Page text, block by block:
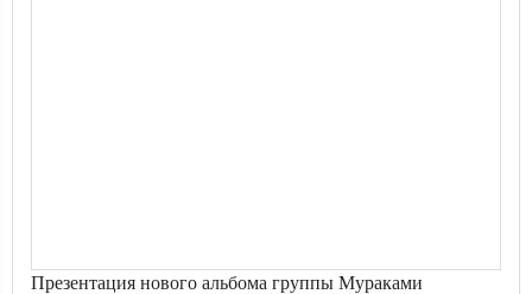
Презентация нового альбома группы Мураками